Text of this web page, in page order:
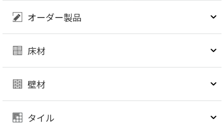
オーダー製品
床材
壁材
タイル